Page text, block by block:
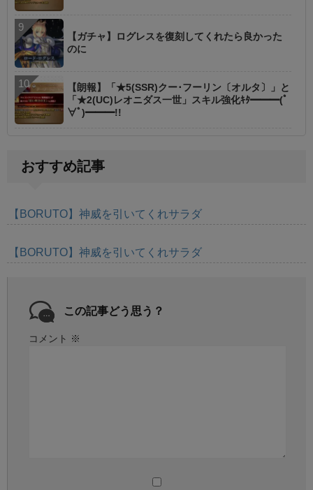
【ガチャ】ログレスを復刻してくれたら良かった
のに
【朗報】「★5(SSR)クー･フーリン〔オルタ〕」と
「★2(UC)レオニダス一世」スキル強化ｷﾀ━━━(ﾟ
∀ﾟ)━━━!!
おすすめ記事
【BORUTO】神威を引いてくれサラダ
【BORUTO】神威を引いてくれサラダ
この記事どう思う？
コメント ※